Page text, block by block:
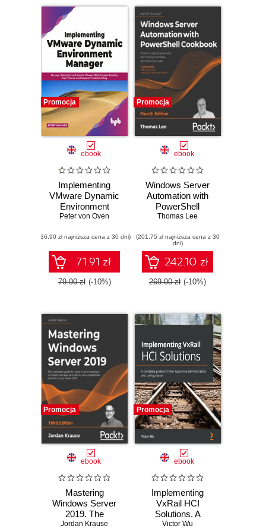
Promocja
ebook
Implementing
VMware Dynamic
Environment
Manager
Peter von Oven
(36,90 zł najniższa cena z 30 dni)
71.91 zł
79.90 zł (-10%)
Promocja
ebook
Windows Server
Automation with
PowerShell
Cookbook.
automate and
manage Windows
administrative
tasks - Fourth
Edition
Thomas Lee
(201,75 zł najniższa cena z 30
dni)
242.10 zł
269.00 zł (-10%)
Promocja
ebook
Mastering
Windows Server
2019. The
complete guide for
Jordan Krause
Promocja
ebook
Implementing
VxRail HCI
Solutions. A
complete guide to
Victor Wu